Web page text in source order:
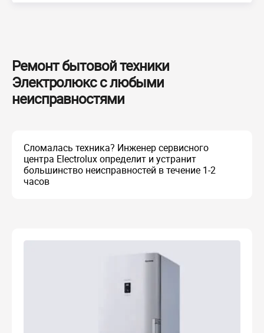
Ремонт бытовой техники
Электролюкс с любыми
неисправностями
Сломалась техника? Инженер сервисного
центра Electrolux определит и устранит
большинство неисправностей в течение 1-2
часов